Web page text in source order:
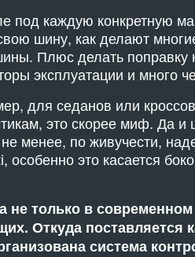
под каждую конкретную
шину, как делают
Плюс делать поправку
эксплуатации и много
для седанов или
это скорее миф. Да и
менее, по живучести,
особенно это касается
не только в
Откуда поставляется
система